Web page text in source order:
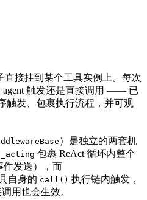
直接挂到某个工具实例上。每次
触发还是直接调用 —— 已
触发、包裹执行流程，并可观
）是独立的两套机
包裹 ReAct 循环内整个
件发送），而
自身的 call() 执行链内触发，
用也会生效。